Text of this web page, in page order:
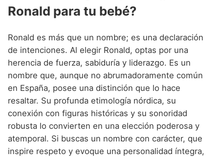
Ronald para tu bebé?
Ronald es más que un nombre; es una declaración
de intenciones. Al elegir Ronald, optas por una
herencia de fuerza, sabiduría y liderazgo. Es un
nombre que, aunque no abrumadoramente común
en España, posee una distinción que lo hace
resaltar. Su profunda etimología nórdica, su
conexión con figuras históricas y su sonoridad
robusta lo convierten en una elección poderosa y
atemporal. Si buscas un nombre con carácter, que
inspire respeto y evoque una personalidad íntegra,